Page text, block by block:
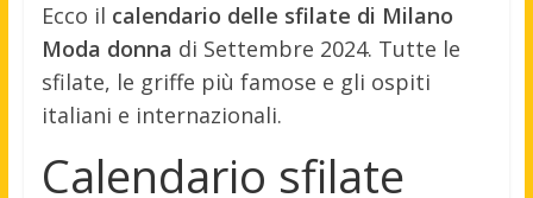
Ecco il calendario delle sfilate di Milano
Moda donna di Settembre 2024. Tutte le
sfilate, le griffe più famose e gli ospiti
italiani e internazionali.
Calendario sfilate